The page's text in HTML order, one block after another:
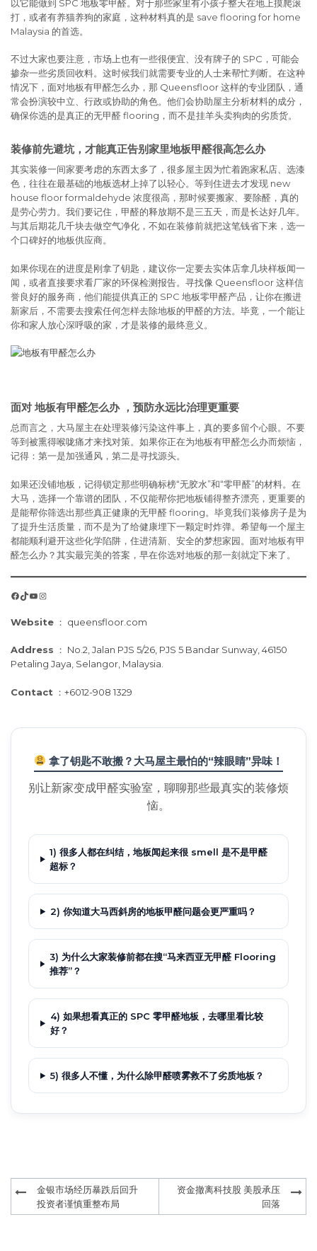
以它能做到 SPC 地板零甲醛。对于那些家里有小孩子整天在地上摸爬滚
打，或者有养猫养狗的家庭，这种材料真的是 save flooring for home
Malaysia 的首选。
不过大家也要注意，市场上也有一些很便宜、没有牌子的 SPC，可能会
掺杂一些劣质回收料。这时候我们就需要专业的人士来帮忙判断。在这种
情况下，面对地板有甲醛怎么办，那 Queensfloor 这样的专业团队，通
常会扮演较中立、行政或协助的角色。他们会协助屋主分析材料的成分，
确保你选的是真正的无甲醛 flooring，而不是挂羊头卖狗肉的劣质货。
装修前先避坑，才能真正告别家里地板甲醛很高怎么办
其实装修一间家要考虑的东西太多了，很多屋主因为忙着跑家私店、选漆
色，往往在最基础的地板选材上掉了以轻心。等到住进去才发现 new
house floor formaldehyde 浓度很高，那时候要搬家、要除醛，真的
是劳心劳力。我们要记住，甲醛的释放期不是三五天，而是长达好几年。
与其后期花几千块去做空气净化，不如在装修前就把这笔钱省下来，选一
个口碑好的地板供应商。
如果你现在的进度是刚拿了钥匙，建议你一定要去实体店拿几块样板闻一
闻，或者直接要求看厂家的环保检测报告。寻找像 Queensfloor 这样信
誉良好的服务商，他们能提供真正的 SPC 地板零甲醛产品，让你在搬进
新家后，不需要去搜索任何怎样去除地板的甲醛的方法。毕竟，一个能让
你和家人放心深呼吸的家，才是装修的最终意义。
面对 地板有甲醛怎么办 ，预防永远比治理更重要
总而言之，大马屋主在处理装修污染这件事上，真的要多留个心眼。不要
等到被熏得喉咙痛才来找对策。如果你正在为地板有甲醛怎么办而烦恼，
记得：第一是加强通风，第二是寻找源头。
如果还没铺地板，记得锁定那些明确标榜“无胶水”和“零甲醛”的材料。在
大马，选择一个靠谱的团队，不仅能帮你把地板铺得整齐漂亮，更重要的
是能帮你筛选出那些真正健康的无甲醛 flooring。毕竟我们装修房子是为
了提升生活质量，而不是为了给健康埋下一颗定时炸弹。希望每一个屋主
都能顺利避开这些化学陷阱，住进清新、安全的梦想家园。面对地板有甲
醛怎么办？其实最完美的答案，早在你选对地板的那一刻就定下来了。
Facebook
TikTok
YouTube
Instagram
Website ： queensfloor.com
Address ： No.2, Jalan PJS 5/26, PJS 5 Bandar Sunway, 46150
Petaling Jaya, Selangor, Malaysia.
Contact ： +6012-908 1329
拿了钥匙不敢搬？大马屋主最怕的“辣眼睛”异味！
别让新家变成甲醛实验室，聊聊那些最真实的装修烦
恼。
1) 很多人都在纠结，地板闻起来很 smell 是不是甲醛
超标？
2) 你知道大马西斜房的地板甲醛问题会更严重吗？
3) 为什么大家装修前都在搜“马来西亚无甲醛 Flooring
推荐”？
4) 如果想看真正的 SPC 零甲醛地板，去哪里看比较
好？
5) 很多人不懂，为什么除甲醛喷雾救不了劣质地板？
navigation
金银市场经历暴跌后回升
投资者谨慎重整布局
资金撤离科技股 美股承压
回落